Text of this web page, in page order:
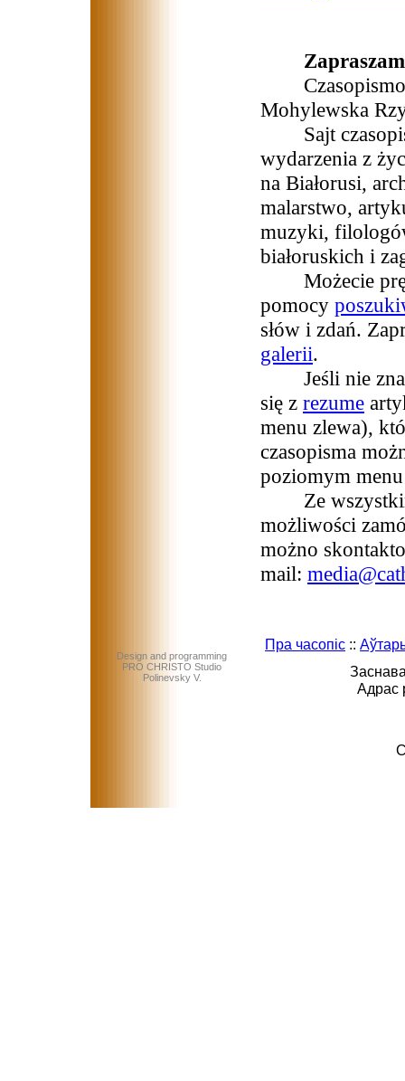
Czasopismo
Mohylewska
Sajt
wydarzenia z
na Białorusi,
malarstwo,
muzyki,
białoruskich i
Możecie
pomocy
słów i zdań.
galerii.
Jeśli nie
się z rezume
menu zlewa),
czasopisma
poziomym
Ze
możliwości
możno
mail:
Design and programming
PRO CHRISTO Studio
Polinevsky V.
Пра часопіс ::
Адрас